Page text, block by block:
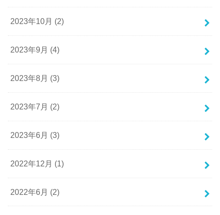
2023年10月 (2)
2023年9月 (4)
2023年8月 (3)
2023年7月 (2)
2023年6月 (3)
2022年12月 (1)
2022年6月 (2)